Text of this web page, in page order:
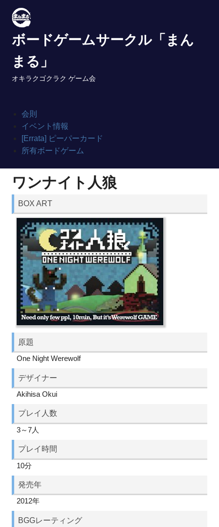
content
ボードゲームサークル「まん
まる」
オキラクゴクラク ゲーム会
会則
イベント情報
[Errata] ピーパーカード
所有ボードゲーム
ワンナイト人狼
BOX ART
原題
One Night Werewolf
デザイナー
Akihisa Okui
プレイ人数
3～7人
プレイ時間
10分
発売年
2012年
BGGレーティング